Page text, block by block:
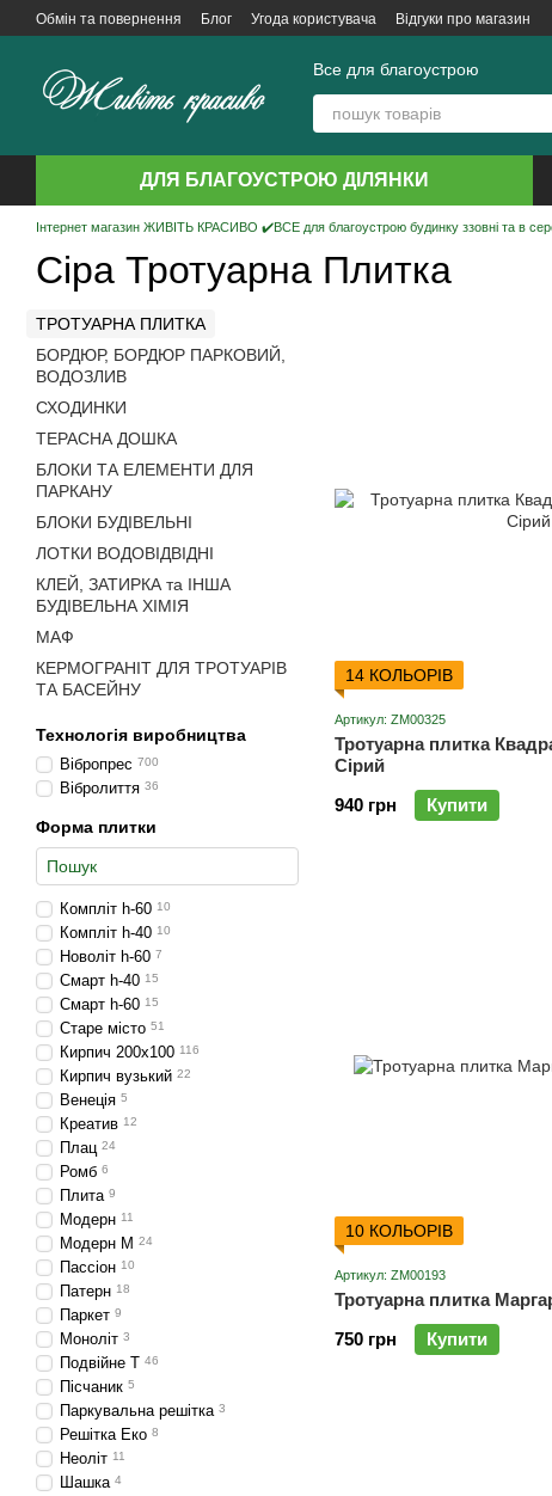
Перейти до основного контенту
Обмін та повернення Блог Угода користувача Відгуки про магазин
Все для благоустрою
ДЛЯ БЛАГОУСТРОЮ ДІЛЯНКИ
Інтернет магазин ЖИВІТЬ КРАСИВО ✔️ВСЕ для благоустрою будинку ззовні та в
Сіра Тротуарна Плитка
14 КОЛЬОРІВ
Артикул: ZM00325
Тротуарна плитка
Сірий
940 грн
Купити
10 КОЛЬОРІВ
Артикул: ZM00193
Тротуарна плитка
750 грн
Купити
ТРОТУАРНА ПЛИТКА
БОРДЮР, БОРДЮР ПАРКОВИЙ,
ВОДОЗЛИВ
СХОДИНКИ
ТЕРАСНА ДОШКА
БЛОКИ ТА ЕЛЕМЕНТИ ДЛЯ
ПАРКАНУ
БЛОКИ БУДІВЕЛЬНІ
ЛОТКИ ВОДОВІДВІДНІ
КЛЕЙ, ЗАТИРКА та ІНША
БУДІВЕЛЬНА ХІМІЯ
МАФ
КЕРМОГРАНІТ ДЛЯ ТРОТУАРІВ
ТА БАСЕЙНУ
Технологія виробництва
Вібропрес 700
Вібролиття 36
Форма плитки
Компліт h-60 10
Компліт h-40 10
Новоліт h-60 7
Смарт h-40 15
Смарт h-60 15
Старе місто 51
Кирпич 200х100 116
Кирпич вузький 22
Венеція 5
Креатив 12
Плац 24
Ромб 6
Плита 9
Модерн 11
Модерн М 24
Пассіон 10
Патерн 18
Паркет 9
Моноліт 3
Подвійне Т 46
Пісчаник 5
Паркувальна решітка 3
Решітка Еко 8
Неоліт 11
Шашка 4